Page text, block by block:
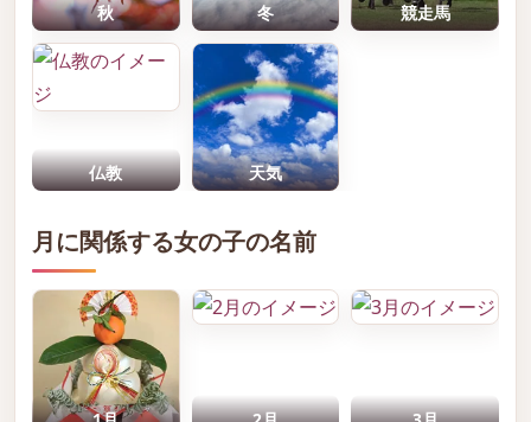
秋 冬 競走馬
仏教 天気
月に関係する女の子の名前